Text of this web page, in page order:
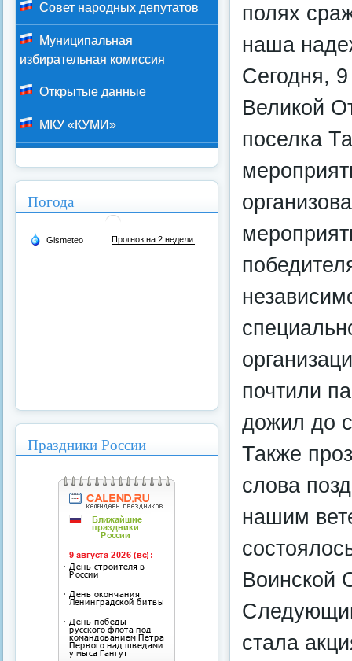
полях
наша
Сегодня,
Великой
поселка
почтили
дожил до
Также
слова
нашим
Воинской
стала
Совет народных депутатов
Муниципальная
избирательная комиссия
Открытые данные
МКУ «КУМИ»
Погода
Праздники России